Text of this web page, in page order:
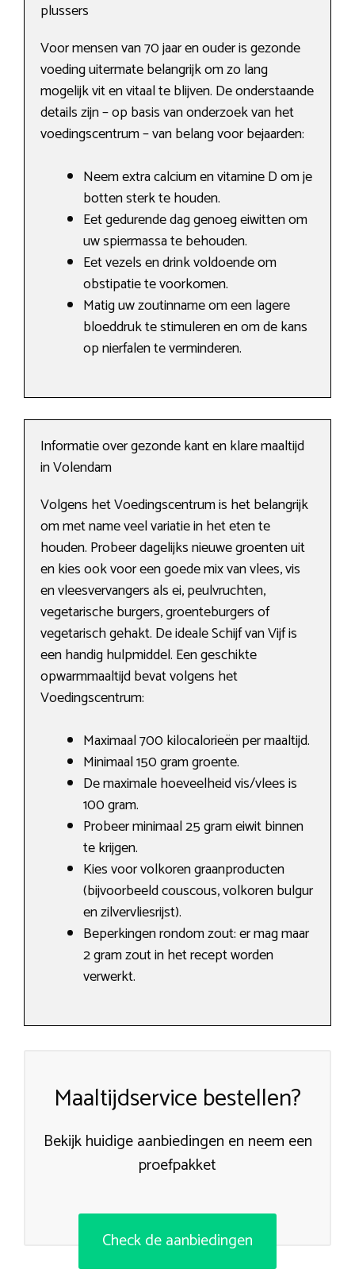
plussers
Voor mensen van 70 jaar en ouder is gezonde
voeding uitermate belangrijk om zo lang
mogelijk vit en vitaal te blijven. De onderstaande
details zijn – op basis van onderzoek van het
voedingscentrum – van belang voor bejaarden:
Neem extra calcium en vitamine D om je
botten sterk te houden.
Eet gedurende dag genoeg eiwitten om
uw spiermassa te behouden.
Eet vezels en drink voldoende om
obstipatie te voorkomen.
Matig uw zoutinname om een lagere
bloeddruk te stimuleren en om de kans
op nierfalen te verminderen.
Informatie over gezonde kant en klare maaltijd
in Volendam
Volgens het Voedingscentrum is het belangrijk
om met name veel variatie in het eten te
houden. Probeer dagelijks nieuwe groenten uit
en kies ook voor een goede mix van vlees, vis
en vleesvervangers als ei, peulvruchten,
vegetarische burgers, groenteburgers of
vegetarisch gehakt. De ideale Schijf van Vijf is
een handig hulpmiddel. Een geschikte
opwarmmaaltijd bevat volgens het
Voedingscentrum:
Maximaal 700 kilocalorieën per maaltijd.
Minimaal 150 gram groente.
De maximale hoeveelheid vis/vlees is
100 gram.
Probeer minimaal 25 gram eiwit binnen
te krijgen.
Kies voor volkoren graanproducten
(bijvoorbeeld couscous, volkoren bulgur
en zilvervliesrijst).
Beperkingen rondom zout: er mag maar
2 gram zout in het recept worden
verwerkt.
Maaltijdservice bestellen?
Bekijk huidige aanbiedingen en neem een
proefpakket
Check de aanbiedingen